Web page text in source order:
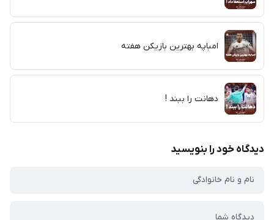
امباپه بهترین بازیکن هفته
دهانت را ببند !
دیدگاه خود را بنویسید